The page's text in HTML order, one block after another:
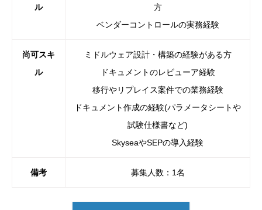
ル
方
ベンダーコントロールの実務経験
尚可スキ
ル
ミドルウェア設計・構築の経験がある方
ドキュメントのレビューア経験
移行やリプレイス案件での業務経験
ドキュメント作成の経験(パラメータシートや
試験仕様書など)
SkyseaやSEPの導入経験
備考 募集人数：1名